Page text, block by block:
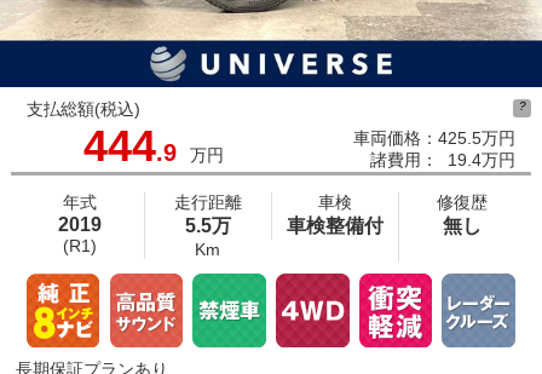
支払総額(税込)
444.9 万円
車両価格：
諸費用：
425.5万円
19.4万円
?
年式
2019
(R1)
走行距離
5.5万
Km
車検
車検整備付
修復歴
無し
長期保証プランあり